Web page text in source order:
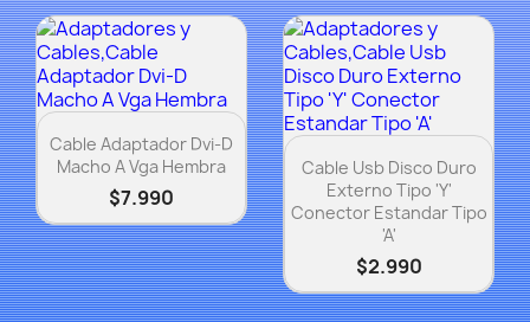
 Vista rápida
Cable Adaptador Dvi-D
Macho A Vga Hembra
$7.990
Vista rápida
Cable Usb Disco Duro
Externo Tipo 'Y'
Conector Estandar Tipo
'A'
$2.990